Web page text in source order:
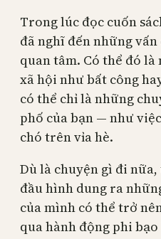
Trong lúc đọc cuốn
đã nghĩ đến những
quan tâm. Có thể đó
xã hội như bất công
có thể chỉ là những
phố của bạn — như
chó trên vỉa hè.
Dù là chuyện gì đi
đầu hình dung ra
của mình có thể trở
qua hành động phi